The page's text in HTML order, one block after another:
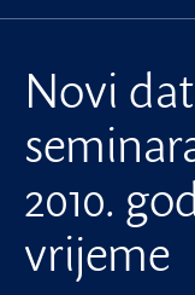
Novi
2010.
vrijeme